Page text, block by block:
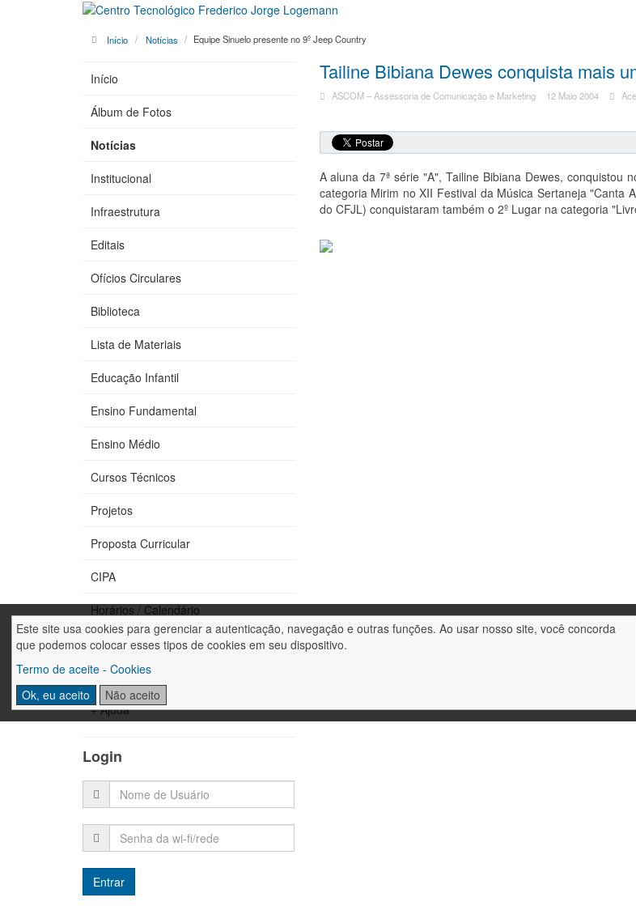
Este site usa cookies para gerenciar a autenticação, navegação e outras funções. Ao usar nosso site, você concorda
que podemos colocar esses tipos de cookies em seu dispositivo.
Termo de aceite - Cookies
Ok, eu aceito
Não aceito
Início Notícias Equipe Sinuelo presente no 9º Jeep Country
Tailine Bibiana Dewes conquista mais
ASCOM – Assessoria de Comunicação e Marketing 12 Maio 2004
A aluna da 7ª série "A", Tailine Bibiana Dewes,
categoria Mirim no XII Festival da Música Sertaneja "Canta
do CFJL) conquistaram também o 2º Lugar na categoria
Início
Álbum de Fotos
Notícias
Institucional
Infraestrutura
Editais
Ofícios Circulares
Biblioteca
Lista de Materiais
Educação Infantil
Ensino Fundamental
Ensino Médio
Cursos Técnicos
Projetos
Proposta Curricular
CIPA
Horários / Calendário
Fale conosco
Trabalhe conosco
+ Ajuda
Login